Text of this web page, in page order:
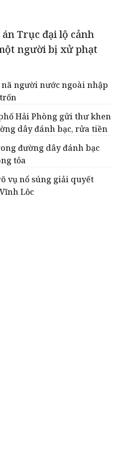
Trục đại lộ cảnh
người bị xử phạt
người nước ngoài nhập
Hải Phòng gửi thư khen
dây đánh bạc, rửa tiền
đường dây đánh bạc
tỏa
vụ nổ súng giải quyết
Lộc